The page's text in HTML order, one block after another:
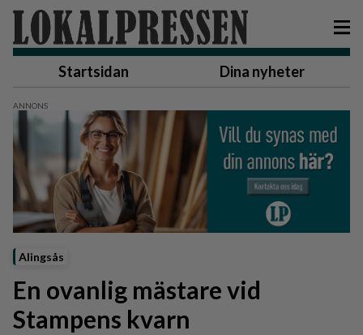
Startsidan Dina nyheter
Alingsås
En ovanlig mästare vid
Stampens kvarn